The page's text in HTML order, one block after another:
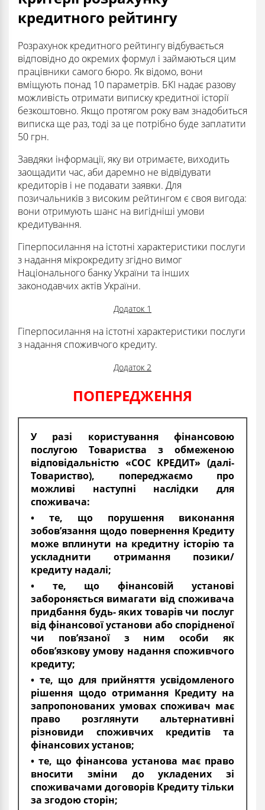
кредитного рейтингу
Розрахунок кредитного рейтингу відбувається
відповідно до окремих формул і займаються цим
працівники самого бюро. Як відомо, вони
вміщують понад 10 параметрів. БКІ надає разову
можливість отримати виписку кредитної історії
безкоштовно. Якщо протягом року вам знадобиться
виписка ще раз, тоді за це потрібно буде заплатити
50 грн.
Завдяки інформації, яку ви отримаєте, виходить
заощадити час, аби даремно не відвідувати
кредиторів і не подавати заявки. Для
позичальників з високим рейтингом є своя вигода:
вони отримують шанс на вигідніші умови
кредитування.
Гіперпосилання на істотні характеристики послуги
з надання мікрокредиту згідно вимог
Національного банку України та інших
законодавчих актів України.
Додаток 1
Гіперпосилання на істотні характеристики послуги
з надання споживчого кредиту.
Додаток 2
ПОПЕРЕДЖЕННЯ
У разі користування фінансовою
послугою Товариства з обмеженою
відповідальністю «СОС КРЕДИТ» (далі-
Товариство), попереджаємо про
можливі наступні наслідки для
споживача:
• те, що порушення виконання
зобов’язання щодо повернення Кредиту
може вплинути на кредитну історію та
ускладнити отримання позики/
кредиту надалі;
• те, що фінансовій установі
забороняється вимагати від споживача
придбання будь- яких товарів чи послуг
від фінансової установи або спорідненої
чи пов’язаної з ним особи як
обов’язкову умову надання споживчого
кредиту;
• те, що для прийняття усвідомленого
рішення щодо отримання Кредиту на
запропонованих умовах споживач має
право розглянути альтернативні
різновиди споживчих кредитів та
фінансових установ;
• те, що фінансова установа має право
вносити зміни до укладених зі
споживачами договорів Кредиту тільки
за згодою сторін;